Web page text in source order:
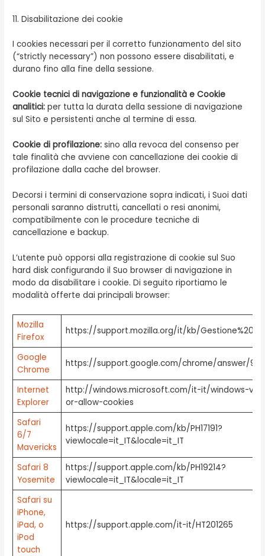
11. Disabilitazione dei cookie
I cookies necessari per il corretto funzionamento del sito
(“strictly necessary”) non possono essere disabilitati, e
durano fino alla fine della sessione.
Cookie tecnici di navigazione e funzionalità e Cookie
analitici: per tutta la durata della sessione di navigazione
sul Sito e persistenti anche al termine di essa.
Cookie di profilazione: sino alla revoca del consenso per
tale finalità che avviene con cancellazione dei cookie di
profilazione dalla cache del browser.
Decorsi i termini di conservazione sopra indicati, i Suoi dati
personali saranno distrutti, cancellati o resi anonimi,
compatibilmente con le procedure tecniche di
cancellazione e backup.
L’utente può opporsi alla registrazione di cookie sul Suo
hard disk configurando il Suo browser di navigazione in
modo da disabilitare i cookie. Di seguito riportiamo le
modalità offerte dai principali browser:
Mozilla
Firefox
https://support.mozilla.org/it/kb/
Google
Chrome
https://support.google.com/chrome/answer/
Internet
Explorer
http://windows.microsoft.com/it-it/windows-
or-allow-cookies
Safari
6/7
Mavericks
https://support.apple.com/kb/PH17191?
viewlocale=it_IT&locale=it_IT
Safari 8
Yosemite
https://support.apple.com/kb/PH19214?
viewlocale=it_IT&locale=it_IT
Safari su
iPhone,
iPad, o
iPod
touch
https://support.apple.com/it-it/HT201265